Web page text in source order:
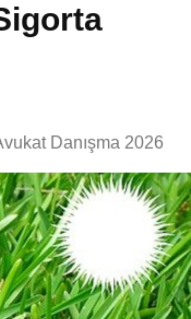
Danışma 2026